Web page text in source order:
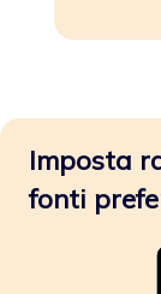
Imposta
fonti